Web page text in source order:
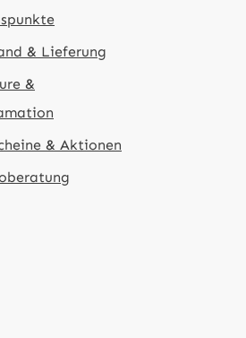
& Lieferung
&
& Aktionen